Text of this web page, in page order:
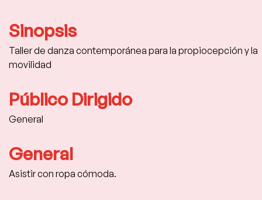
Sinopsis
Taller de danza contemporánea para la propiocepción y la
movilidad
Público Dirigido
General
General
Asistir con ropa cómoda.